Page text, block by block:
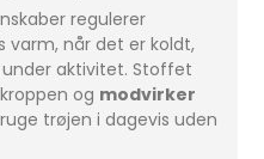
regulerer
varm, når det er koldt,
aktivitet. Stoffet
og modvirker
trøjen i dagevis uden